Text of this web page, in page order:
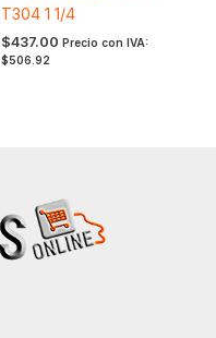
T304 1 1/4
$437.00 Precio con IVA:
$506.92